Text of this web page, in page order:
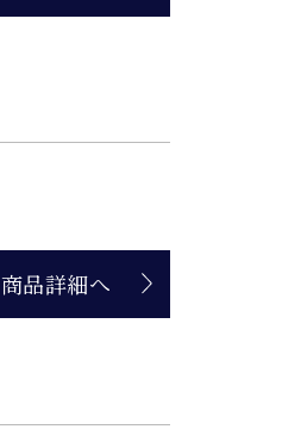
商品詳細へ